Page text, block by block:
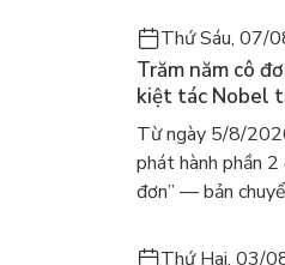
Ngươi.
Thứ Sáu, 07/
Trăm năm cô
kiệt tác Nobel
dòng người tìm
Márquez
Từ ngày 5/8/
phát hành phần 2
đơn” — bản
Thứ Hai, 03/